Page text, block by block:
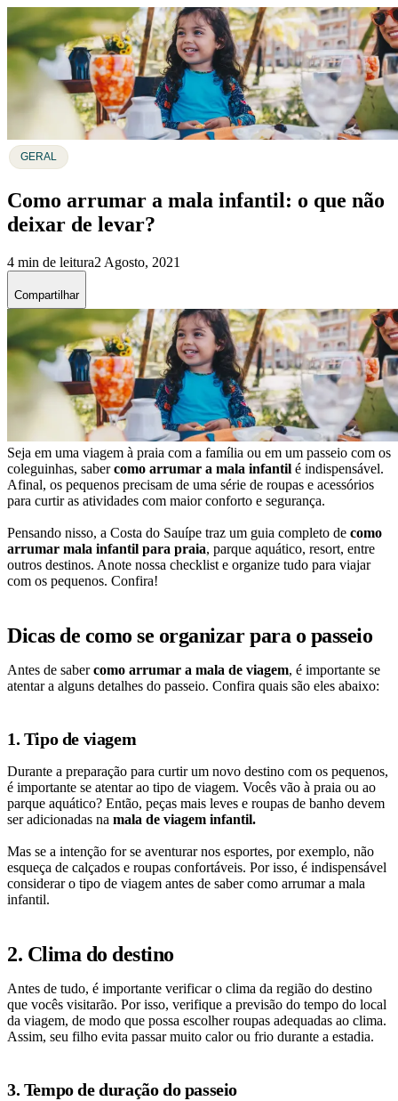
GERAL
Como arrumar a mala infantil: o que não
deixar de levar?
4 min de leitura2 Agosto, 2021
Compartilhar
Seja em uma viagem à praia com a família ou em um passeio com os
coleguinhas, sabercomo arrumar a mala infantil é indispensável.
Afinal, os pequenos precisam de uma série de roupas e acessórios
para curtir as atividades com maior conforto e segurança.
Pensando nisso, a Costa do Sauípe traz um guia completo de como
arrumar mala infantil para praia, parque aquático, resort, entre
outros destinos. Anote nossa checklist e organize tudo para viajar
com os pequenos. Confira!
Dicas de como se organizar para o passeio
Antes de sabercomo arrumar a mala de viagem, é importante se
atentar a alguns detalhes do passeio. Confira quais são eles abaixo:
1. Tipo de viagem
Durante a preparação para curtir um novo destino com os pequenos,
é importante se atentar ao tipo de viagem. Vocês vão à praia ou ao
parque aquático? Então, peças mais leves e roupas de banho devem
ser adicionadas na mala de viagem infantil.
Mas se a intenção for se aventurar nos esportes, por exemplo, não
esqueça de calçados e roupas confortáveis. Por isso, é indispensável
considerar o tipo de viagem antes de saber como arrumar a mala
infantil.
2. Clima do destino
Antes de tudo, é importante verificar o clima da região do destino
que vocês visitarão. Por isso, verifique a previsão do tempo do local
da viagem, de modo que possa escolher roupas adequadas ao clima.
Assim, seu filho evita passar muito calor ou frio durante a estadia.
3. Tempo de duração do passeio